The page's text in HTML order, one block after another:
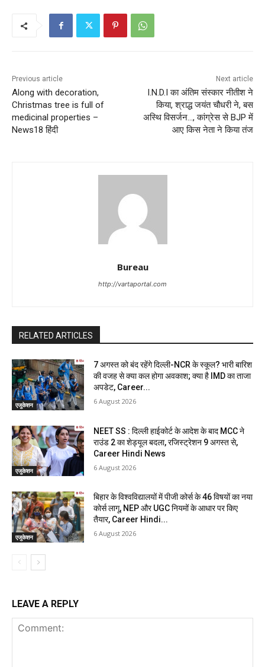
Previous article
Along with decoration,
Christmas tree is full of
medicinal properties –
News18 हिंदी
Next article
I.N.D.I का अंतिम संस्कार नीतीश ने
किया, श्राद्ध जयंत चौधरी ने, बस
अस्थि विसर्जन…, कांग्रेस से BJP में
आए किस नेता ने किया तंज
Bureau
http://vartaportal.com
RELATED ARTICLES
एजुकेशन
7 अगस्त को बंद रहेंगे दिल्ली-NCR के स्कूल? भारी बारिश
की वजह से क्या कल होगा अवकाश; क्या है IMD का ताजा
अपडेट, Career...
6 August 2026
एजुकेशन
NEET SS : दिल्ली हाईकोर्ट के आदेश के बाद MCC ने
राउंड 2 का शेड्यूल बदला, रजिस्ट्रेशन 9 अगस्त से,
Career Hindi News
6 August 2026
एजुकेशन
बिहार के विश्वविद्यालयों में पीजी कोर्स के 46 विषयों का नया
कोर्स लागू, NEP और UGC नियमों के आधार पर किए
तैयार, Career Hindi...
6 August 2026
LEAVE A REPLY